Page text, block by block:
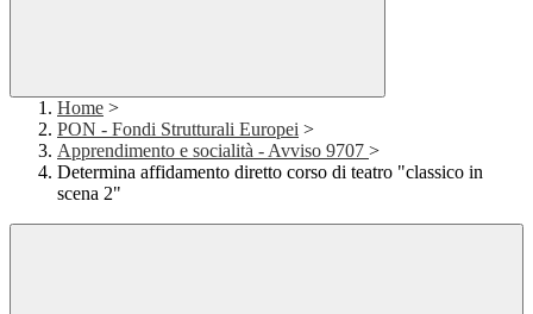
Home >
PON - Fondi Strutturali Europei >
Apprendimento e socialità - Avviso 9707 >
Determina affidamento diretto corso di teatro "classico in
scena 2"